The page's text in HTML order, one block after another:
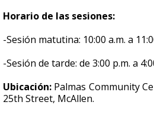
Horario de las sesiones:
-Sesión matutina: 10:00 a.m. a
-Sesión de tarde: de 3:00 p.m. a
Ubicación: Palmas Community
25th Street, McAllen.